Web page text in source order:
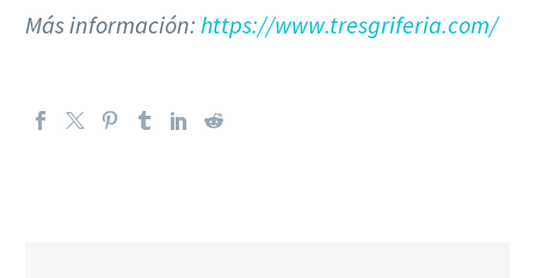
Más información: https://www.tresgriferia.com/